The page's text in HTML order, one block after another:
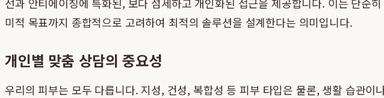
미적 목표까지 종합적으로 고려하여 최적의 솔루션을 설계한다는 의미입니다.
개인별 맞춤 상담의 중요성
우리의 피부는 모두 다릅니다. 지성, 건성, 복합성 등 피부 타입은 물론, 생활 습관